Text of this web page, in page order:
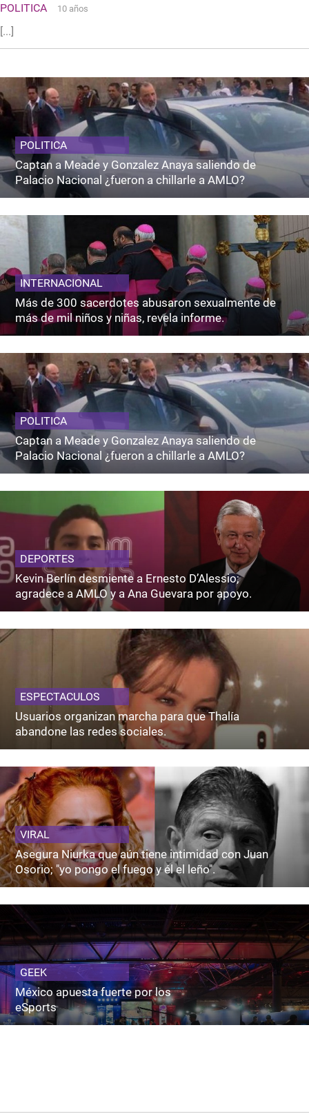
POLITICA 10 años
[...]
POLITICA
Captan a Meade y Gonzalez Anaya saliendo de
Palacio Nacional ¿fueron a chillarle a AMLO?
INTERNACIONAL
Más de 300 sacerdotes abusaron sexualmente de
más de mil niños y niñas, revela informe.
POLITICA
Captan a Meade y Gonzalez Anaya saliendo de
Palacio Nacional ¿fueron a chillarle a AMLO?
DEPORTES
Kevin Berlín desmiente a Ernesto D’Alessio;
agradece a AMLO y a Ana Guevara por apoyo.
ESPECTACULOS
Usuarios organizan marcha para que Thalía
abandone las redes sociales.
VIRAL
Asegura Niurka que aún tiene intimidad con Juan
Osorio; "yo pongo el fuego y él el leño".
GEEK
México apuesta fuerte por los
eSports